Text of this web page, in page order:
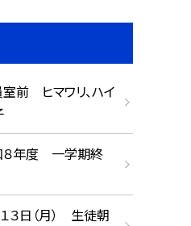
前 ヒマワリ、ハイ
８年度 一学期終
３日（月） 生徒朝